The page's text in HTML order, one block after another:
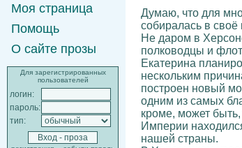
Моя страница
Помощь
О сайте прозы
Для зарегистрированных
пользователей
логин:
пароль:
тип:
Думаю, что для
собиралась в
Не даром в
полководцы и
Екатерина
нескольким
построен новый
одним из самых
кроме, может быть,
Империи
нашей страны.